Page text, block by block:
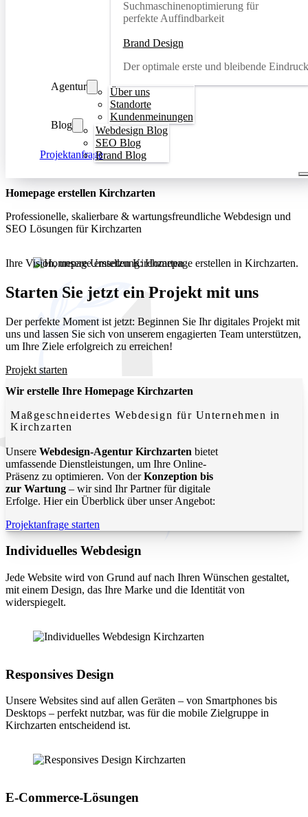
Suchmaschinenoptimierung für
perfekte Auffindbarkeit
Brand Design
Der optimale erste und bleibende Eindruck
Agentur
Über uns
Standorte
Kundenmeinungen
Blog
Webdesign Blog
SEO Blog
Brand Blog
Projektanfrage
Homepage erstellen Kirchzarten
Professionelle, skalierbare & wartungsfreundliche Webdesign und
SEO Lösungen für Kirchzarten
Ihre Vision, unsere Umsetzung: Homepage erstellen in Kirchzarten.
Unternehmen lokal und digital sichtbar machen.
Starten Sie jetzt ein Projekt mit uns
Der perfekte Moment ist jetzt: Beginnen Sie Ihr digitales Projekt mit
uns und lassen Sie sich von unserem engagierten Team unterstützen,
um Ihre Ziele erfolgreich zu erreichen!
Projekt starten
Wir erstelle Ihre Homepage Kirchzarten
Maßgeschneidertes Webdesign für Unternehmen in
Kirchzarten
Unsere Webdesign-Agentur Kirchzarten bietet
umfassende Dienstleistungen, um Ihre Online-
Präsenz zu optimieren. Von derKonzeption bis
zur Wartung – wir sind Ihr Partner für digitale
Erfolge. Hier ein Überblick über unser Angebot:
Projektanfrage starten
Individuelles Webdesign
Jede Website wird von Grund auf nach Ihren Wünschen gestaltet,
mit einem Design, das Ihre Marke und die Identität von
widerspiegelt.
Responsives Design
Unsere Websites sind auf allen Geräten – von Smartphones bis
Desktops – perfekt nutzbar, was für die mobile Zielgruppe in
Kirchzarten entscheidend ist.
E-Commerce-Lösungen